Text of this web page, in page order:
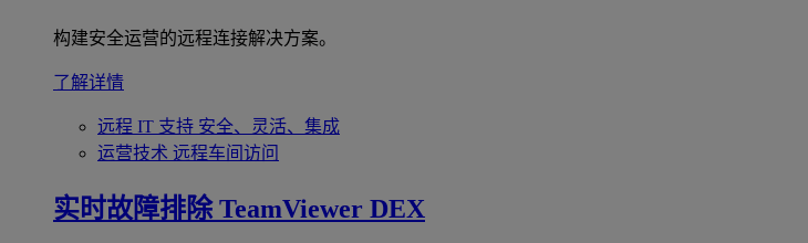
构建安全运营的远程连接解决方案。
了解详情
远程 IT 支持 安全、灵活、集成
运营技术 远程车间访问
实时故障排除 TeamViewer DEX